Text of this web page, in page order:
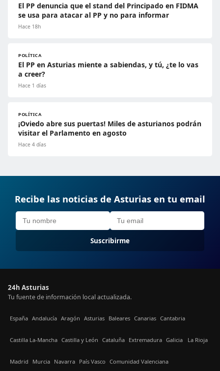
El PP denuncia que el stand del Principado en FIDMA
se usa para atacar al PP y no para informar
Hace 18h
POLÍTICA
El PP en Asturias miente a sabiendas, y tú, ¿te lo vas
a creer?
Hace 1 días
POLÍTICA
¡Oviedo abre sus puertas! Miles de asturianos podrán
visitar el Parlamento en agosto
Hace 4 días
Recibe las noticias de Asturias en tu email
Suscribirme
24h Asturias
Tu fuente de información local actualizada.
España Andalucía Aragón Asturias Baleares Canarias Cantabria
Castilla La-Mancha Castilla y León Cataluña Extremadura Galicia La Rioja
Madrid Murcia Navarra País Vasco Comunidad Valenciana